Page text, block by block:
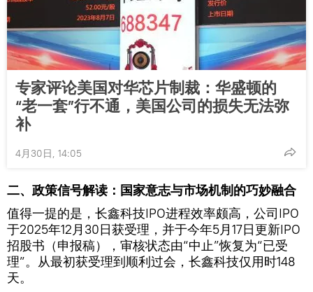
专家评论美国对华芯片制裁：华盛顿的
“老一套”行不通，美国公司的损失无法弥
补
4月30日, 14:05
二、政策信号解读：国家意志与市场机制的巧妙融合
值得一提的是，长鑫科技IPO进程效率颇高，公司IPO
于2025年12月30日获受理，并于今年5月17日更新IPO
招股书（申报稿），审核状态由“中止”恢复为“已受
理”。从最初获受理到顺利过会，长鑫科技仅用时148
天。